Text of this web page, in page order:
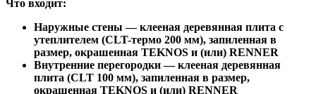
Что входит:
Наружные стены — клееная деревянная плита с
утеплителем (CLT-термо 200 мм), запиленная в
размер, окрашенная TEKNOS и (или) RENNER
Внутренние перегородки — клееная деревянная
плита (CLT 100 мм), запиленная в размер,
окрашенная TEKNOS и (или) RENNER